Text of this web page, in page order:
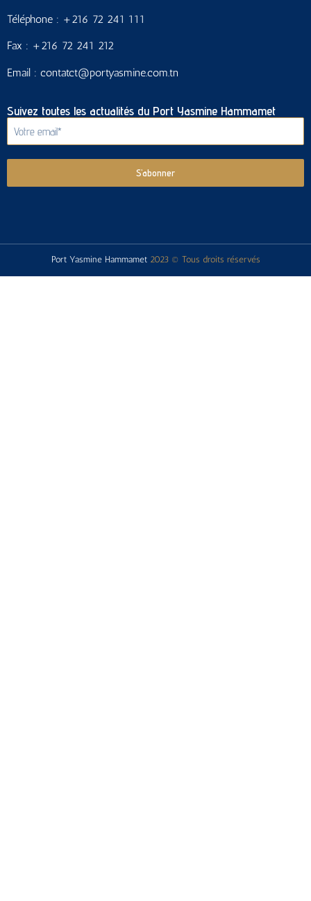
Téléphone : +216 72 241 111
Fax : +216 72 241 212
Email : contatct@portyasmine.com.tn
Suivez toutes les actualités du Port Yasmine Hammamet
S’abonner
Port Yasmine Hammamet 2023 © Tous droits réservés